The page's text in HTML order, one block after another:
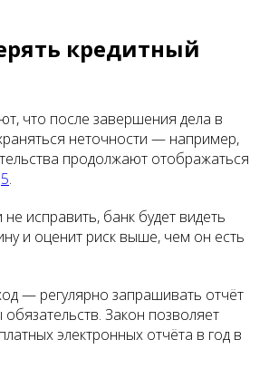
кредитный
что после завершения дела в
неточности — например,
продолжают отображаться
5.
не исправить, банк будет видеть
и оценит риск выше, чем он есть
— регулярно запрашивать отчёт
обязательств. Закон позволяет
электронных отчёта в год в